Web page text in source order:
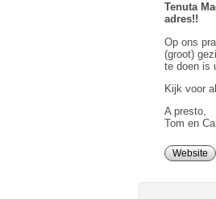
Tenuta
adres!!
Op ons
(groot)
te doen is
Kijk voor
A presto,
Tom en
Website